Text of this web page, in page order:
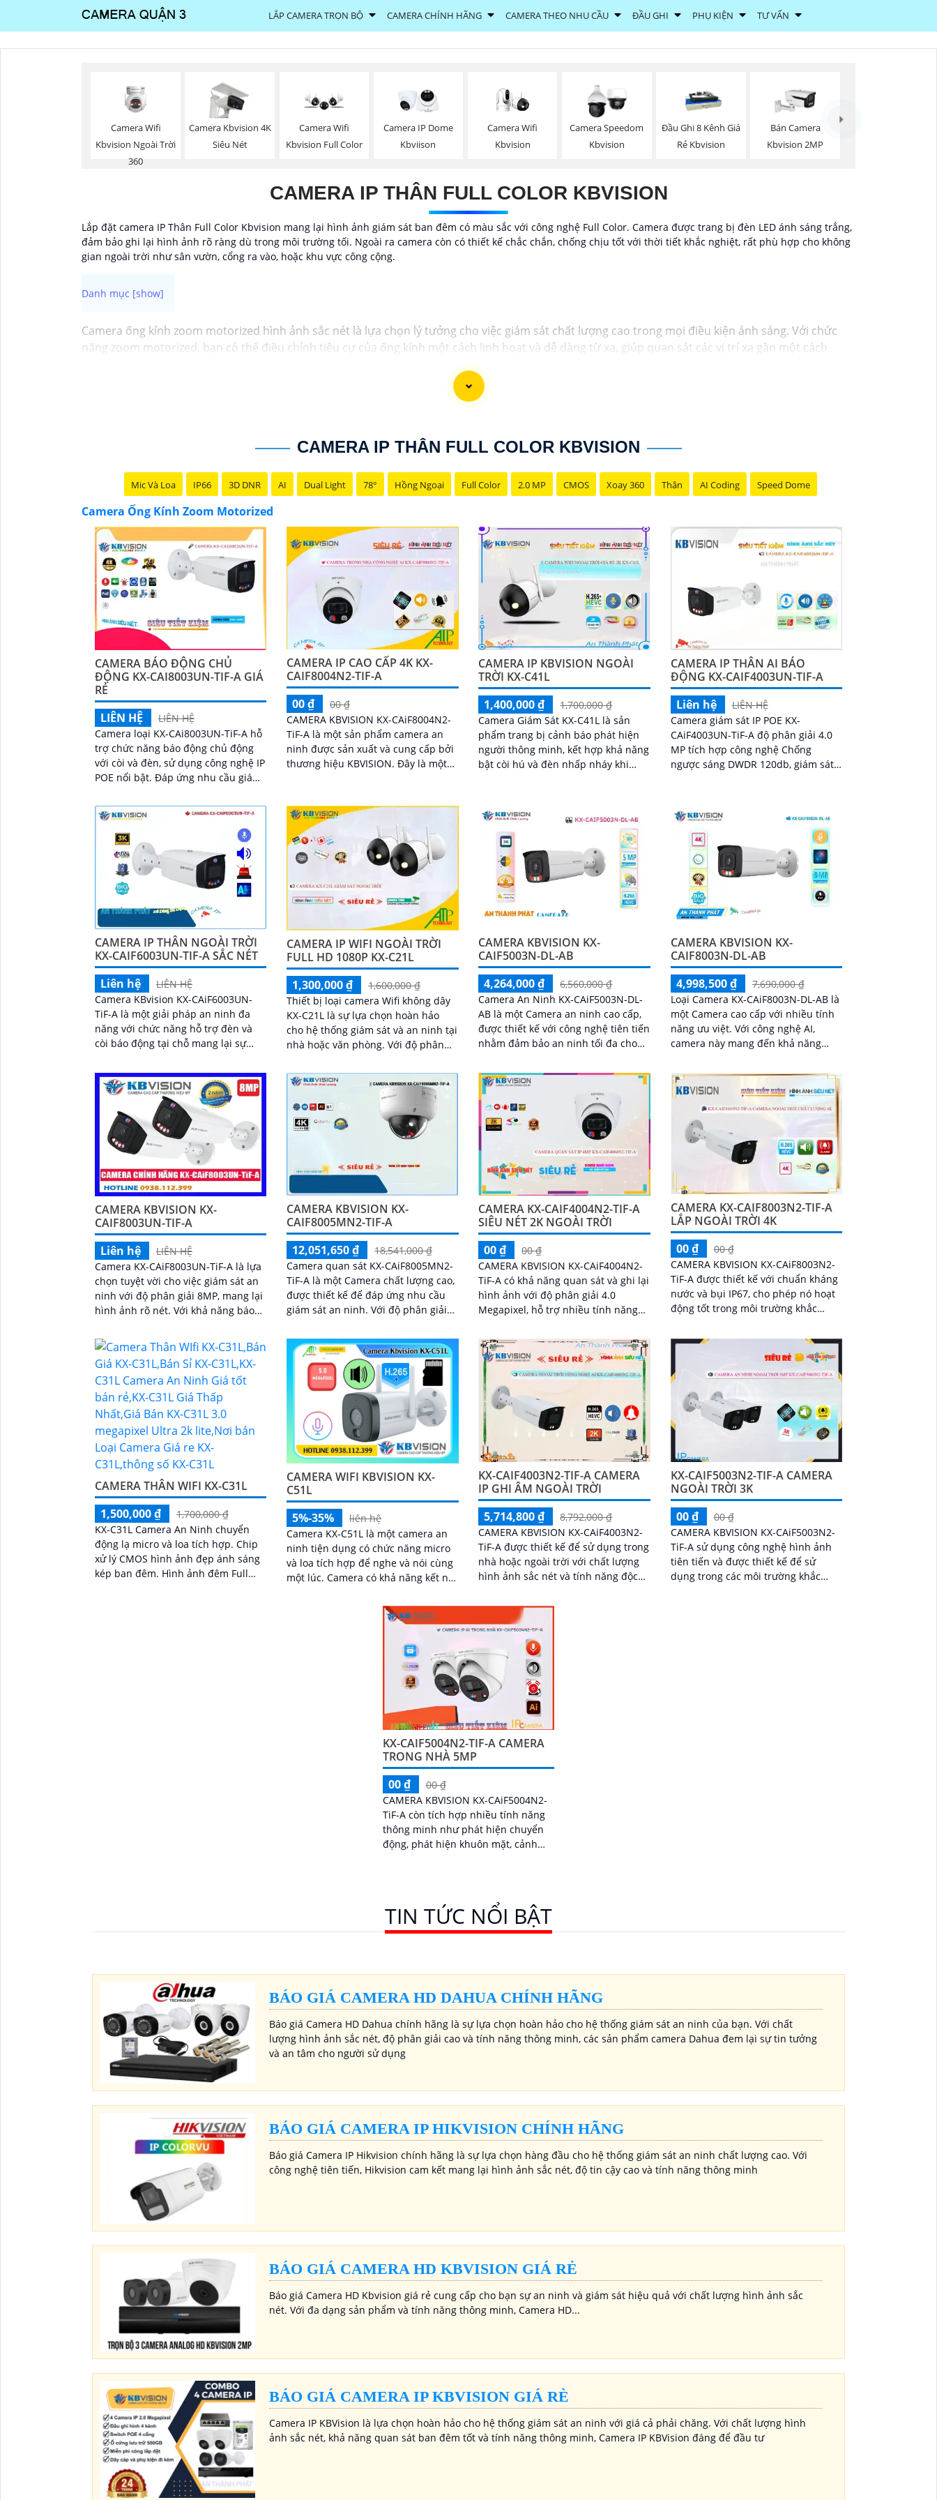
LẮP CAMERA TRỌN BỘ CAMERA CHÍNH HÃNG CAMERA THEO NHU CẦU ĐẦU GHI PHỤ KIỆN TƯ VẤN
Camera Wifi
Kbvision Ngoài Trời
360
Camera Kbvision 4K
Siêu Nét
Camera Wifi
Kbvision Full Color
Camera IP Dome
Kbviison
Camera Wifi
Kbvision
Camera Speedom
Kbvision
Đầu Ghi 8 Kênh Giá
Rẻ Kbvision
Bán Camera
Kbvision 2MP
CAMERA IP THÂN FULL COLOR KBVISION
Lắp đặt camera IP Thân Full Color Kbvision mang lại hình ảnh giám sát ban đêm có màu sắc với công nghệ Full Color. Camera được trang bị đèn LED ánh sáng trắng,
đảm bảo ghi lại hình ảnh rõ ràng dù trong môi trường tối. Ngoài ra camera còn có thiết kế chắc chắn, chống chịu tốt với thời tiết khắc nghiệt, rất phù hợp cho không
gian ngoài trời như sân vườn, cổng ra vào, hoặc khu vực công cộng.
Camera ống kính zoom motorized hình ảnh sắc nét là lựa chọn lý tưởng cho việc giám sát chất lượng cao trong mọi điều kiện ánh sáng. Với chức
năng zoom motorized, bạn có thể điều chỉnh tiêu cự của ống kính một cách linh hoạt và dễ dàng từ xa, giúp quan sát các vị trí xa gần một cách
CAMERA IP THÂN FULL COLOR KBVISION
Mic Và Loa IP66 3D DNR AI Dual Light 78° Hồng Ngoại Full Color 2.0 MP CMOS Xoay 360 Thân AI Coding Speed Dome
Camera Ống Kính Zoom Motorized
CAMERA BÁO ĐỘNG CHỦ
ĐỘNG KX-CAI8003UN-TIF-A GIÁ
RẺ
LIÊN HỆ
LIÊN HỆ
Camera loại KX-CAi8003UN-TiF-A hỗ
trợ chức năng báo động chủ động
với còi và đèn, sử dụng công nghệ IP
POE nổi bật. Đáp ứng nhu cầu giám
minh, hình ảnh chất lượng 8
CAMERA IP CAO CẤP 4K KX-
CAIF8004N2-TIF-A
00 ₫
00 ₫
CAMERA KBVISION KX-CAiF8004N2-
TiF-A là một sản phẩm camera an
ninh được sản xuất và cung cấp bởi
thương hiệu KBVISION. Đây là một
CAMERA IP KBVISION NGOÀI
TRỜI KX-C41L
1,400,000 ₫
1,700,000 ₫
Camera Giám Sát KX-C41L là sản
phẩm trang bị cảnh báo phát hiện
người thông minh, kết hợp khả năng
bật còi hú và đèn nhấp nháy khi
CAMERA IP THÂN AI BÁO
ĐỘNG KX-CAIF4003UN-TIF-A
Liên hệ
LIÊN HỆ
Camera giám sát IP POE KX-
CAiF4003UN-TiF-A độ phân giải 4.0
MP tích hợp công nghệ Chống
ngược sáng DWDR 120db, giám sát
hàngCamera giá rẻ KX-CAiF4003UN-
TiF-A, độ phân giải 4
CAMERA IP THÂN NGOÀI TRỜI
KX-CAIF6003UN-TIF-A SẮC NÉT
Liên hệ
LIÊN HỆ
Camera KBvision KX-CAiF6003UN-
TiF-A là một giải pháp an ninh đa
năng với chức năng hỗ trợ đèn và
còi báo động tại chỗ mang lại sự
Công nghệ...
CAMERA IP WIFI NGOÀI TRỜI
FULL HD 1080P KX-C21L
1,300,000 ₫
1,600,000 ₫
Thiết bị loại camera Wifi không dây
KX-C21L là sự lựa chọn hoàn hảo
cho hệ thống giám sát và an ninh tại
nhà hoặc văn phòng. Với độ phân
nhìn rộng, camera KX-C21L giúp bạn
quan sát mọi hoạt động một cách dễ
dàng
CAMERA KBVISION KX-
CAIF5003N-DL-AB
4,264,000 ₫
6,560,000 ₫
Camera An Ninh KX-CAiF5003N-DL-
AB là một Camera an ninh cao cấp,
được thiết kế với công nghệ tiên tiến
nhằm đảm bảo an ninh tối đa cho
bạn. Với độ phân giải cao, camera
cho hình ảnh sắc nét và chất lượng
CAMERA KBVISION KX-
CAIF8003N-DL-AB
4,998,500 ₫
7,690,000 ₫
Loại Camera KX-CAiF8003N-DL-AB là
một Camera cao cấp với nhiều tính
năng ưu việt. Với công nghệ AI,
camera này mang đến khả năng
ban đêm đẹp hơn
CAMERA KBVISION KX-
CAIF8003UN-TIF-A
Liên hệ
LIÊN HỆ
Camera KX-CAiF8003UN-TiF-A là lựa
chọn tuyệt vời cho việc giám sát an
ninh với độ phân giải 8MP, mang lại
hình ảnh rõ nét. Với khả năng báo
đỏ và còi hú 110dB, camera đảm
bảo phát hiện và cảnh báo khi có
xâm nhậpThiết bị Camera Giá Rẻ
Công Nghệ POE KX-CAiF8003UN-TiF-
A tích hợp chức năng cao cấp Thu
Âm Và Loa rõ ràng để mang lại trải
nghiệm hình ảnh và âm thanh tốt
nhất
CAMERA KBVISION KX-
CAIF8005MN2-TIF-A
12,051,650 ₫
18,541,000 ₫
Camera quan sát KX-CAiF8005MN2-
TiF-A là một Camera chất lượng cao,
được thiết kế để đáp ứng nhu cầu
giám sát an ninh. Với độ phân giải
camera này giúp quan sát rõ nét và
chi tiết trong mọi điều kiện ánh
sáng
CAMERA KX-CAIF4004N2-TIF-A
SIÊU NÉT 2K NGOÀI TRỜI
00 ₫
00 ₫
CAMERA KBVISION KX-CAiF4004N2-
TiF-A có khả năng quan sát và ghi lại
hình ảnh với độ phân giải 4.0
Megapixel, hỗ trợ nhiều tính năng
nghệ tiên tiến như hồng ngoại,
chống ngược sáng, chống nước và
bụi
CAMERA KX-CAIF8003N2-TIF-A
LẮP NGOÀI TRỜI 4K
00 ₫
00 ₫
CAMERA KBVISION KX-CAiF8003N2-
TiF-A được thiết kế với chuẩn kháng
nước và bụi IP67, cho phép nó hoạt
động tốt trong môi trường khắc
CAMERA...
CAMERA THÂN WIFI KX-C31L
1,500,000 ₫
1,700,000 ₫
KX-C31L Camera An Ninh chuyển
động lạ micro và loa tích hợp. Chip
xử lý CMOS hình ảnh đẹp ánh sáng
kép ban đêm. Hình ảnh đêm Full
CAMERA WIFI KBVISION KX-
C51L
5%-35%
liên hệ
Camera KX-C51L là một camera an
ninh tiện dụng có chức năng micro
và loa tích hợp để nghe và nói cùng
một lúc. Camera có khả năng kết nối
kép cho hình ảnh sắc nét đến 5
KX-CAIF4003N2-TIF-A CAMERA
IP GHI ÂM NGOÀI TRỜI
5,714,800 ₫
8,792,000 ₫
CAMERA KBVISION KX-CAiF4003N2-
TiF-A được thiết kế để sử dụng trong
nhà hoặc ngoài trời với chất lượng
hình ảnh sắc nét và tính năng độc
hồng...
KX-CAIF5003N2-TIF-A CAMERA
NGOÀI TRỜI 3K
00 ₫
00 ₫
CAMERA KBVISION KX-CAiF5003N2-
TiF-A sử dụng công nghệ hình ảnh
tiên tiến và được thiết kế để sử
dụng trong các môi trường khắc
KX-CAIF5004N2-TIF-A CAMERA
TRONG NHÀ 5MP
00 ₫
00 ₫
CAMERA KBVISION KX-CAiF5004N2-
TiF-A còn tích hợp nhiều tính năng
thông minh như phát hiện chuyển
động, phát hiện khuôn mặt, cảnh
TIN TỨC NỔI BẬT
BÁO GIÁ CAMERA HD DAHUA CHÍNH HÃNG
Báo giá Camera HD Dahua chính hãng là sự lựa chọn hoàn hảo cho hệ thống giám sát an ninh của bạn. Với chất
lượng hình ảnh sắc nét, độ phân giải cao và tính năng thông minh, các sản phẩm camera Dahua đem lại sự tin tưởng
và an tâm cho người sử dụng
BÁO GIÁ CAMERA IP HIKVISION CHÍNH HÃNG
Báo giá Camera IP Hikvision chính hãng là sự lựa chọn hàng đầu cho hệ thống giám sát an ninh chất lượng cao. Với
công nghệ tiên tiến, Hikvision cam kết mang lại hình ảnh sắc nét, độ tin cậy cao và tính năng thông minh
BÁO GIÁ CAMERA HD KBVISION GIÁ RẺ
Báo giá Camera HD Kbvision giá rẻ cung cấp cho bạn sự an ninh và giám sát hiệu quả với chất lượng hình ảnh sắc
nét. Với đa dạng sản phẩm và tính năng thông minh, Camera HD...
BÁO GIÁ CAMERA IP KBVISION GIÁ RÈ
Camera IP KBVision là lựa chọn hoàn hảo cho hệ thống giám sát an ninh với giá cả phải chăng. Với chất lượng hình
ảnh sắc nét, khả năng quan sát ban đêm tốt và tính năng thông minh, Camera IP KBVision đáng để đầu tư